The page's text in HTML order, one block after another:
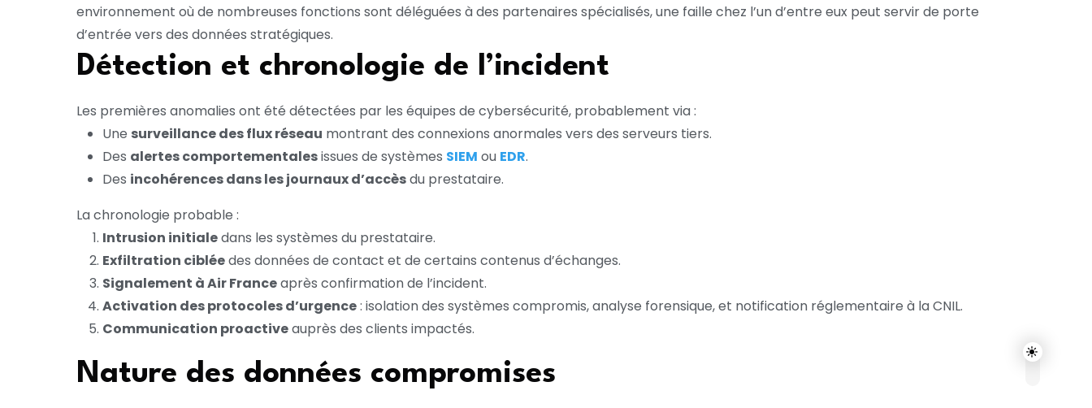
environnement où de nombreuses fonctions sont déléguées à des partenaires spécialisés, une faille chez l’un d’entre eux peut servir de porte
d’entrée vers des données stratégiques.
Détection et chronologie de l’incident
Les premières anomalies ont été détectées par les équipes de cybersécurité, probablement via :
Une surveillance des flux réseau montrant des connexions anormales vers des serveurs tiers.
Des alertes comportementalesissues de systèmes SIEM ou EDR.
Des incohérences dans les journaux d’accèsdu prestataire.
La chronologie probable :
Intrusion initialedans les systèmes du prestataire.
Exfiltration cibléedes données de contact et de certains contenus d’échanges.
Signalement à Air Franceaprès confirmation de l’incident.
Activation des protocoles d’urgence: isolation des systèmes compromis, analyse forensique, et notification réglementaire à la CNIL.
Communication proactiveauprès des clients impactés.
Nature des données compromises